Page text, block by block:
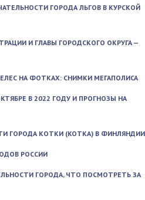
ГОРОДА ЛЬГОВ В КУРСКОЙ
И ГЛАВЫ ГОРОДСКОГО ОКРУГА —
НА ФОТКАХ: СНИМКИ МЕГАПОЛИСА
В 2022 ГОДУ И ПРОГНОЗЫ НА
ГОРОДА КОТКИ (KOTKA) В ФИНЛЯНДИИ
РОССИИ
ГОРОДА, ЧТО ПОСМОТРЕТЬ ЗА